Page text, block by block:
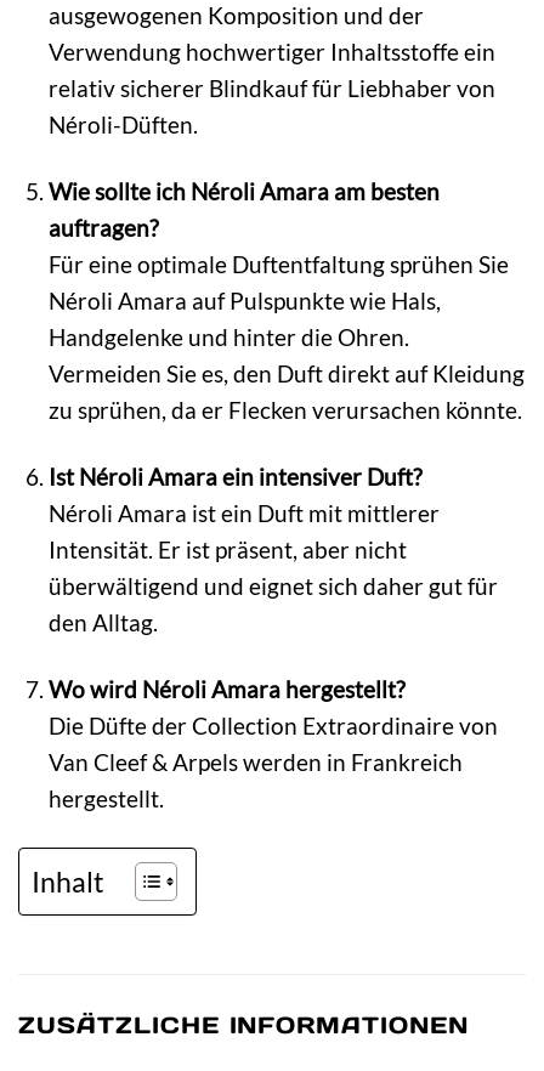
ausgewogenen Komposition und der
Verwendung hochwertiger Inhaltsstoffe ein
relativ sicherer Blindkauf für Liebhaber von
Néroli-Düften.
Wie sollte ich Néroli Amara am besten
auftragen?
Für eine optimale Duftentfaltung sprühen Sie
Néroli Amara auf Pulspunkte wie Hals,
Handgelenke und hinter die Ohren.
Vermeiden Sie es, den Duft direkt auf Kleidung
zu sprühen, da er Flecken verursachen könnte.
Ist Néroli Amara ein intensiver Duft?
Néroli Amara ist ein Duft mit mittlerer
Intensität. Er ist präsent, aber nicht
überwältigend und eignet sich daher gut für
den Alltag.
Wo wird Néroli Amara hergestellt?
Die Düfte der Collection Extraordinaire von
Van Cleef & Arpels werden in Frankreich
hergestellt.
Inhalt
ZUSÄTZLICHE INFORMATIONEN